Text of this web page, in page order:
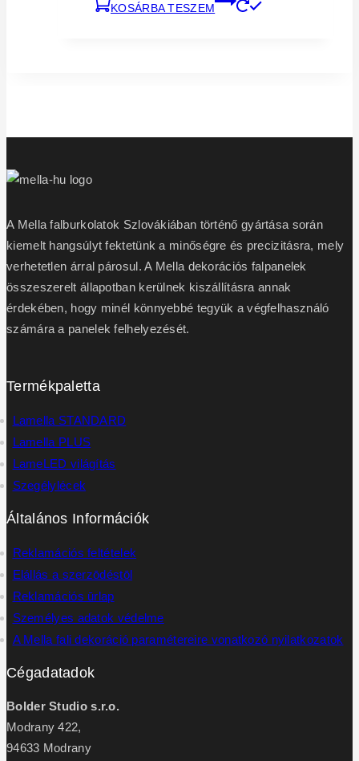
was:
is:
KOSÁRBA TESZEM
A Mella falburkolatok Szlovákiában történő gyártása során
kiemelt hangsúlyt fektetünk a minőségre és precizitásra, mely
verhetetlen árral párosul. A Mella dekorációs falpanelek
összeszerelt állapotban kerülnek kiszállításra annak
érdekében, hogy minél könnyebbé tegyük a végfelhasználó
számára a panelek felhelyezését.
Termékpaletta
Lamella STANDARD
Lamella PLUS
LameLED világítás
Szegélylécek
Általános Információk
Reklamációs feltételek
Elállás a szerzōdéstōl
Reklamációs ūrlap
Személyes adatok védelme
A Mella fali dekoráció paramétereire vonatkozó nyilatkozatok
Cégadatadok
Bolder Studio s.r.o.
Modrany 422,
94633 Modrany